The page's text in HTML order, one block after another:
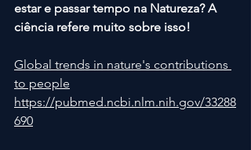
estar e passar tempo na Natureza? A
ciência refere muito sobre isso!
Global trends in nature's contributions
to people
https://pubmed.ncbi.nlm.nih.gov/33288
690